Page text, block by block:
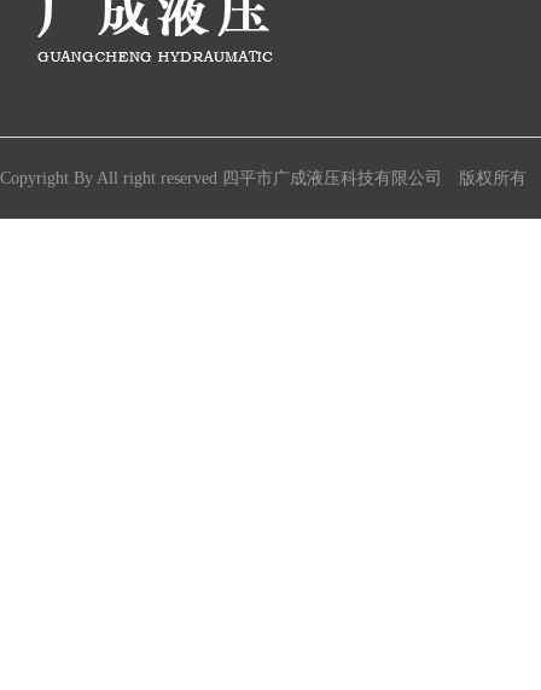
Copyright By All right reserved 四平市广成液压科技有限公司 版权所